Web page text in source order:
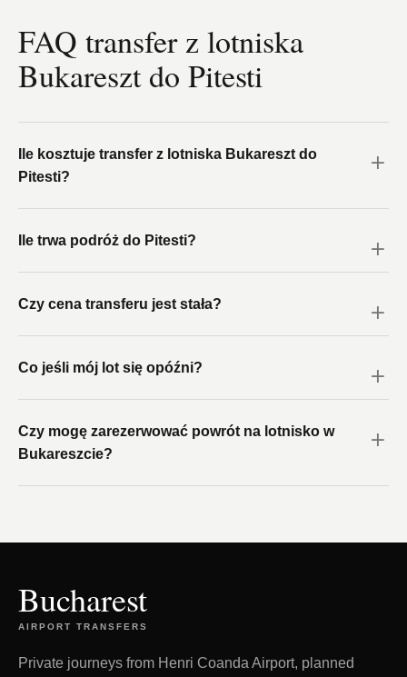
FAQ transfer z lotniska
Bukareszt do Pitesti
Ile kosztuje transfer z lotniska Bukareszt do
Pitesti?
Ile trwa podróż do Pitesti?
Czy cena transferu jest stała?
Co jeśli mój lot się opóźni?
Czy mogę zarezerwować powrót na lotnisko w
Bukareszcie?
Bucharest
AIRPORT TRANSFERS
Private journeys from Henri Coanda Airport, planned